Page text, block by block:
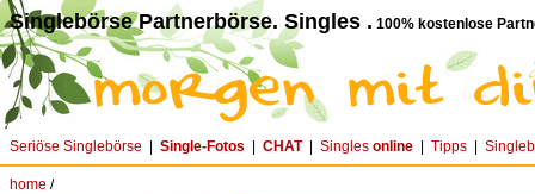
Singlebörse Partnerbörse. Singles . 100% kostenlose
Seriöse Singlebörse Single-Fotos CHAT| Singles online Tipps
home /